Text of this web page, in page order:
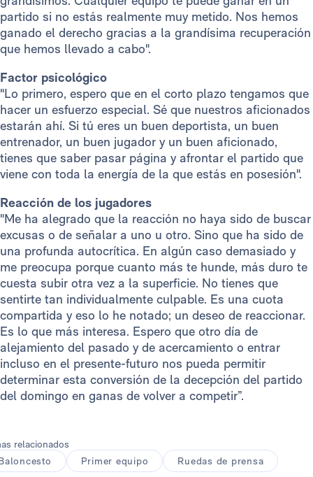
partido si no estás realmente muy metido. Nos hemos
ganado el derecho gracias a la grandísima recuperación
que hemos llevado a cabo".
Factor psicológico
"Lo primero, espero que en el corto plazo tengamos que
hacer un esfuerzo especial. Sé que nuestros aficionados
estarán ahí. Si tú eres un buen deportista, un buen
entrenador, un buen jugador y un buen aficionado,
tienes que saber pasar página y afrontar el partido que
viene con toda la energía de la que estás en posesión".
Reacción de los jugadores
"Me ha alegrado que la reacción no haya sido de buscar
excusas o de señalar a uno u otro. Sino que ha sido de
una profunda autocrítica. En algún caso demasiado y
me preocupa porque cuanto más te hunde, más duro te
cuesta subir otra vez a la superficie. No tienes que
sentirte tan individualmente culpable. Es una cuota
compartida y eso lo he notado; un deseo de reaccionar.
Es lo que más interesa. Espero que otro día de
alejamiento del pasado y de acercamiento o entrar
incluso en el presente-futuro nos pueda permitir
determinar esta conversión de la decepción del partido
del domingo en ganas de volver a competir”.
relacionados
Primer equipo Ruedas de prensa